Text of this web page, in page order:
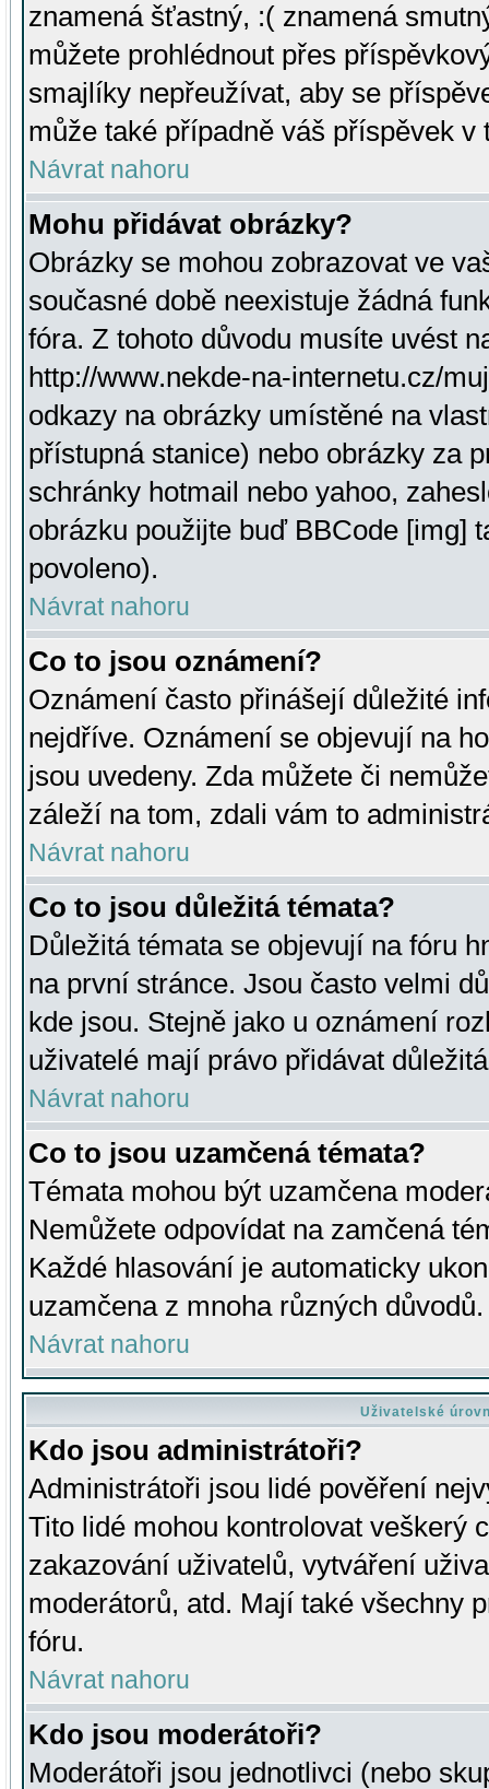
znamená šťastný, :( znamená
můžete prohlédnout přes
smajlíky nepřeužívat, aby se
může také případně váš příspěvek v
Návrat nahoru
Mohu přidávat obrázky?
Obrázky se mohou zobrazovat ve
současné době neexistuje žádná
fóra. Z tohoto důvodu musíte uvést
http://www.nekde-na-internetu.cz/
odkazy na obrázky umístěné na
přístupná stanice) nebo obrázky za
schránky hotmail nebo yahoo,
obrázku použijte buď BBCode [img]
povoleno).
Návrat nahoru
Co to jsou oznámení?
Oznámení často přinášejí důležité
nejdříve. Oznámení se objevují na
jsou uvedeny. Zda můžete či
záleží na tom, zdali vám to
Návrat nahoru
Co to jsou důležitá témata?
Důležitá témata se objevují na fóru
na první stránce. Jsou často velmi
kde jsou. Stejně jako u oznámení
uživatelé mají právo přidávat
Návrat nahoru
Co to jsou uzamčená témata?
Témata mohou být uzamčena
Nemůžete odpovídat na zamčená
Každé hlasování je automaticky
uzamčena z mnoha různých důvodů.
Návrat nahoru
Uživatelské
Kdo jsou administrátoři?
Administrátoři jsou lidé pověření
Tito lidé mohou kontrolovat veškerý
zakazování uživatelů, vytváření
moderátorů, atd. Mají také všechny
fóru.
Návrat nahoru
Kdo jsou moderátoři?
Moderátoři jsou jednotlivci (nebo